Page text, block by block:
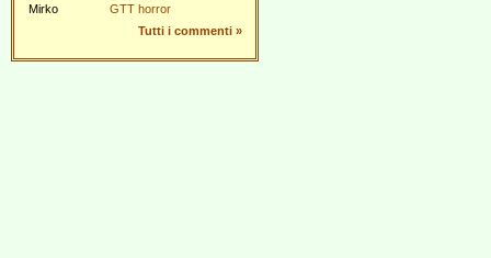
Mirko
GTT horror
Tutti i commenti »